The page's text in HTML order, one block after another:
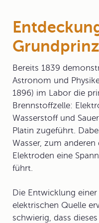
Bereits 1839
Astronom und
1896) im Labor die
Brennstoffzelle:
Wasserstoff und
Platin zugeführt.
Wasser, zum
Elektroden eine
führt.
Die Entwicklung
elektrischen Quelle
schwierig, dass